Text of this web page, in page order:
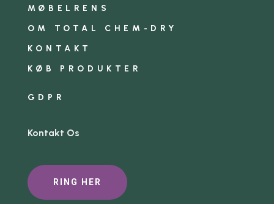
MØBELRENS
OM TOTAL CHEM-DRY
KONTAKT
KØB PRODUKTER
GDPR
Kontakt Os
RING HER